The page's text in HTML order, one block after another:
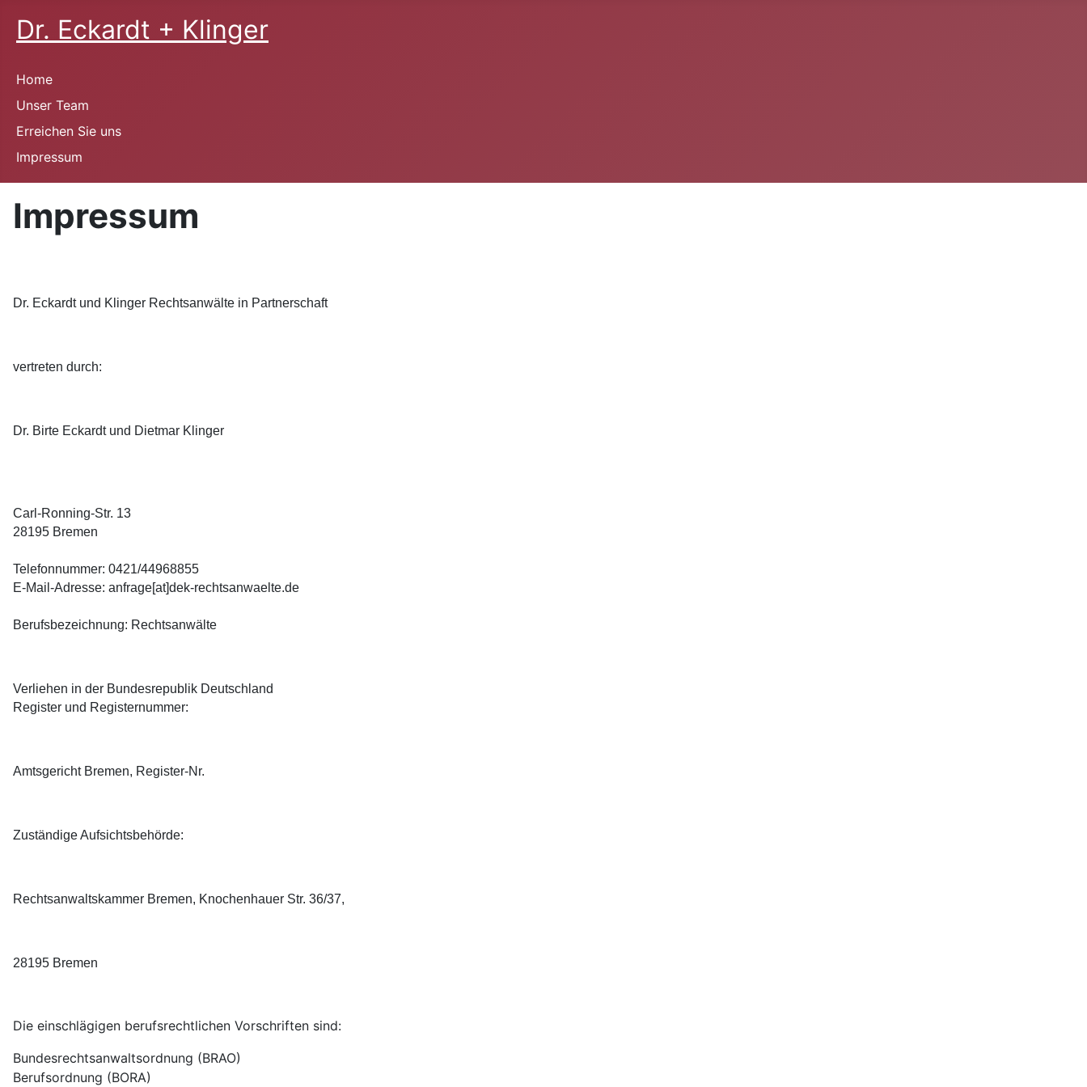
Dr. Eckardt + Klinger
Home
Unser Team
Erreichen Sie uns
Impressum
Impressum
Dr. Eckardt und Klinger Rechtsanwälte in Partnerschaft
vertreten durch:
Dr. Birte Eckardt und Dietmar Klinger
Carl-Ronning-Str. 13
28195 Bremen
Telefonnummer: 0421/44968855
E-Mail-Adresse: anfrage[at]dek-rechtsanwaelte.de
Berufsbezeichnung: Rechtsanwälte
Verliehen in der Bundesrepublik Deutschland
Register und Registernummer:
Amtsgericht Bremen, Register-Nr.
Zuständige Aufsichtsbehörde:
Rechtsanwaltskammer Bremen, Knochenhauer Str. 36/37,
28195 Bremen
Die einschlägigen berufsrechtlichen Vorschriften sind:
Bundesrechtsanwaltsordnung (BRAO)
Berufsordnung (BORA)